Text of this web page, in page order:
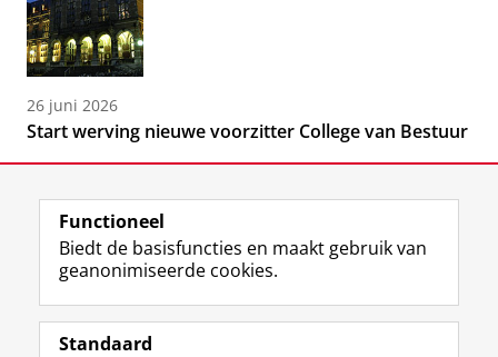
26 juni 2026
Start werving nieuwe voorzitter College van Bestuur
Volg de RUG
F
a
L
i
R
S
I
n
Y
o
Functioneel
Biedt de basisfuncties en maakt gebruik van
geanonimiseerde cookies.
Standaard